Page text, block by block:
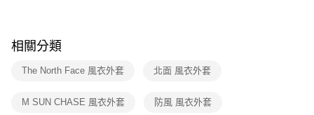
※ 交易是否成功請以「AFTEE先享後付 」之結帳頁面顯示為準，若有關於
是否繳費成功／繳費後需取消欲退款等相關疑問，請聯繫「AFTEE先享後付
客戶支援中心」https://netprotections.freshdesk.com/support/home
１．透過由恩沛科技股份有限公司提供之「AFTEE先享後付」服務完成之交
相關分類
The North Face 風衣外套 北面 風衣外套
M SUN CHASE 風衣外套 防風 風衣外套